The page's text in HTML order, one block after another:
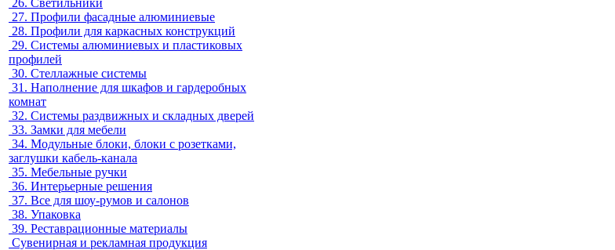
26. Светильники
27. Профили фасадные алюминиевые
28. Профили для каркасных конструкций
29. Системы алюминиевых и пластиковых
профилей
30. Стеллажные системы
31. Наполнение для шкафов и гардеробных
комнат
32. Системы раздвижных и складных дверей
33. Замки для мебели
34. Модульные блоки, блоки с розетками,
заглушки кабель-канала
35. Мебельные ручки
36. Интерьерные решения
37. Все для шоу-румов и салонов
38. Упаковка
39. Реставрационные материалы
Сувенирная и рекламная продукция